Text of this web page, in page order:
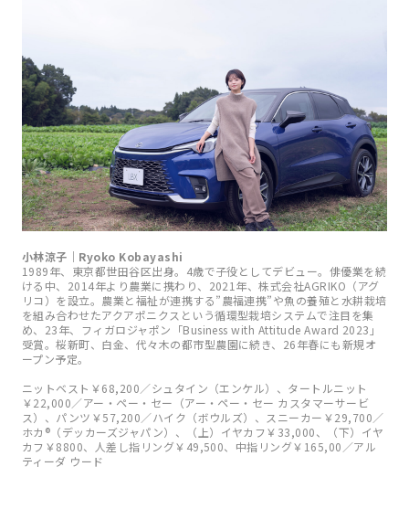
小林涼子｜Ryoko Kobayashi
1989年、東京都世田谷区出身。4歳で子役としてデビュー。俳優業を続
ける中、2014年より農業に携わり、2021年、株式会社AGRIKO（アグ
リコ）を設立。農業と福祉が連携する”農福連携”や魚の養殖と水耕栽培
を組み合わせたアクアポニクスという循環型栽培システムで注目を集
め、23年、フィガロジャポン「Business with Attitude Award 2023」
受賞。桜新町、白金、代々木の都市型農園に続き、26年春にも新規オ
ープン予定。
ニットベスト￥68,200／シュタイン（エンケル）、タートルニット
￥22,000／アー・ペー・セー（アー・ペー・セー カスタマーサービ
ス）、パンツ￥57,200／ハイク（ボウルズ）、スニーカー￥29,700／
ホカ®︎（デッカーズジャパン）、（上）イヤカフ￥33,000、（下）イヤ
カフ￥8800、人差し指リング￥49,500、中指リング￥165,00／アル
ティーダ ウード